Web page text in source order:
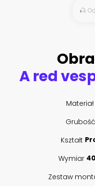
Materiał
Grubość
Kształt
Wymiar
Zestaw